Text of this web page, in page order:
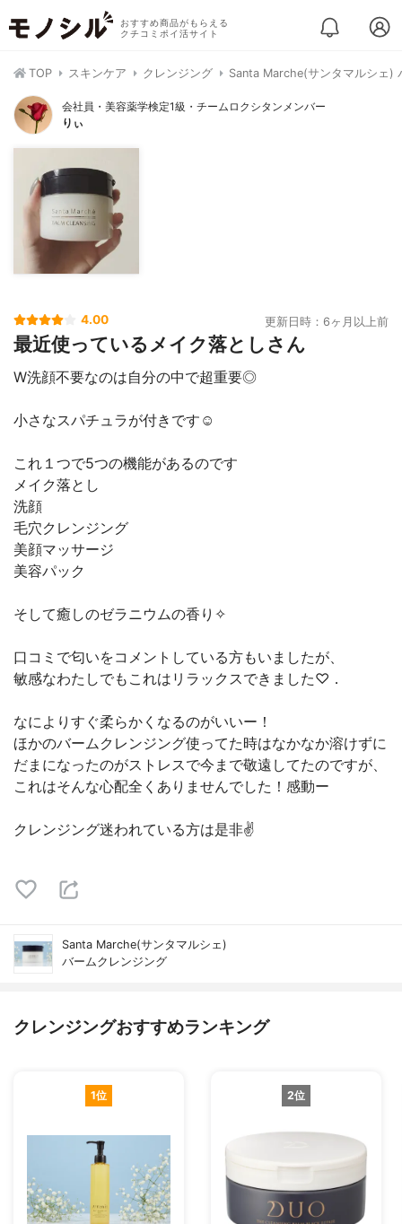
おすすめ商品がもらえる
クチコミポイ活サイト
TOP スキンケア クレンジング Santa Marche(サンタマルシェ)
会社員・美容薬学検定1級・チームロクシタンメンバー
りぃ
4.00 更新日時：6ヶ月以上前
最近使っているメイク落としさん
W洗顔不要なのは自分の中で超重要◎
小さなスパチュラが付きです☺︎
これ１つで5つの機能があるのです
メイク落とし
洗顔
毛穴クレンジング
美顔マッサージ
美容パック
そして癒しのゼラニウムの香り✧
口コミで匂いをコメントしている方もいましたが、
敏感なわたしでもこれはリラックスできました♡．
なによりすぐ柔らかくなるのがいいー！
ほかのバームクレンジング使ってた時はなかなか溶けずに
だまになったのがストレスで今まで敬遠してたのですが、
これはそんな心配全くありませんでした！感動ー
クレンジング迷われている方は是非✌️
Santa Marche(サンタマルシェ)
バームクレンジング
クレンジングおすすめランキング
1位 2位